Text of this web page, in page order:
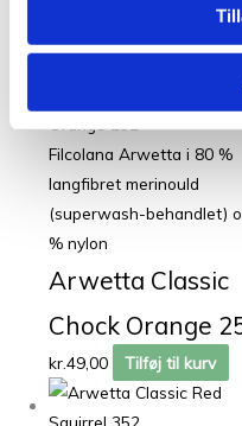
Filcolana Arwetta i 80 %
langfibret merinould
(superwash-behandlet)
% nylon
Arwetta Classic
Chock Orange
kr.49,00 Tilføj til kurv